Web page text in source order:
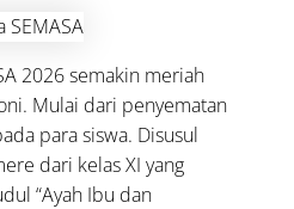
2026 semakin meriah
Mulai dari penyematan
para siswa. Disusul
dari kelas XI yang
“Ayah Ibu dan